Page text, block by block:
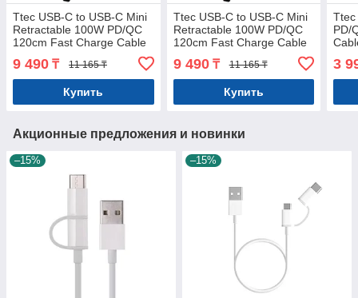
Ttec USB-C to USB-C Mini
Retractable 100W PD/QC
120cm Fast Charge Cable
9 490 ₸ 11 165 ₸
Купить
Ttec USB-C to USB-C Mini
Retractable 100W PD/QC
120cm Fast Charge Cable
9 490₸ 11 165 ₸
Купить
Ttec
PD/
3
Акционные предложения и новинки
–15% –15%